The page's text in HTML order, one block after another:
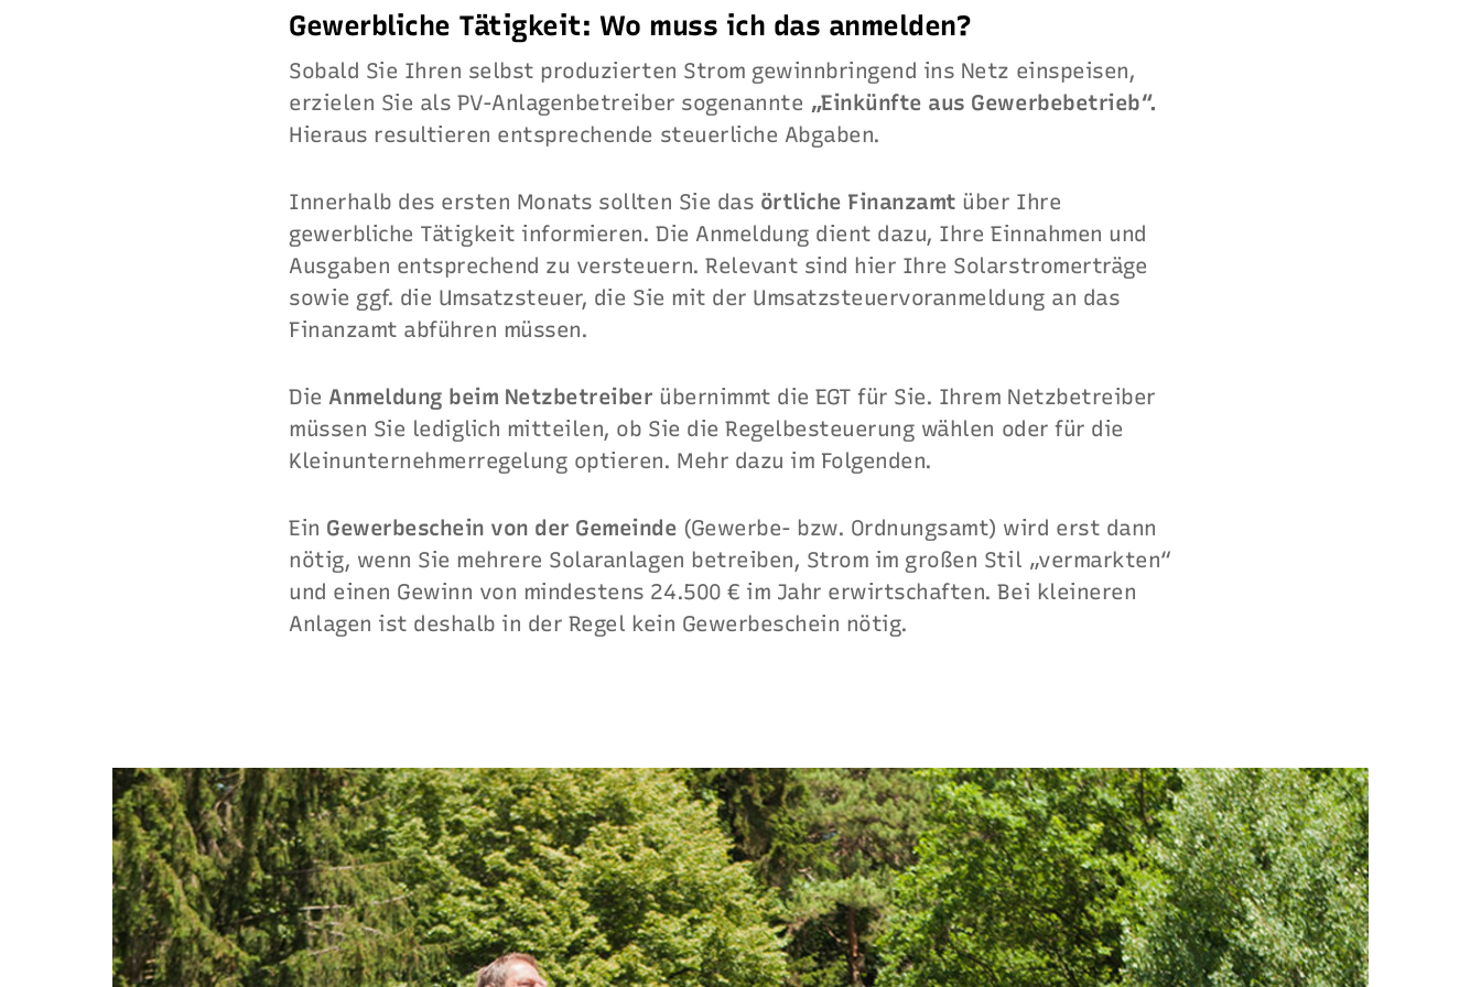
Gewerbliche Tätigkeit: Wo muss ich das anmelden?
Sobald Sie Ihren selbst produzierten Strom gewinnbringend ins Netz einspeisen,
erzielen Sie als PV-Anlagenbetreiber sogenannte „Einkünfte aus Gewerbebetrieb“.
Hieraus resultieren entsprechende steuerliche Abgaben.
Innerhalb des ersten Monats sollten Sie das örtliche Finanzamt über Ihre
gewerbliche Tätigkeit informieren. Die Anmeldung dient dazu, Ihre Einnahmen und
Ausgaben entsprechend zu versteuern. Relevant sind hier Ihre Solarstromerträge
sowie ggf. die Umsatzsteuer, die Sie mit der Umsatzsteuervoranmeldung an das
Finanzamt abführen müssen.
Die Anmeldung beim Netzbetreiber übernimmt die EGT für Sie. Ihrem Netzbetreiber
müssen Sie lediglich mitteilen, ob Sie die Regelbesteuerung wählen oder für die
Kleinunternehmerregelung optieren. Mehr dazu im Folgenden.
Ein Gewerbeschein von der Gemeinde (Gewerbe- bzw. Ordnungsamt) wird erst dann
nötig, wenn Sie mehrere Solaranlagen betreiben, Strom im großen Stil „vermarkten“
und einen Gewinn von mindestens 24.500 € im Jahr erwirtschaften. Bei kleineren
Anlagen ist deshalb in der Regel kein Gewerbeschein nötig.